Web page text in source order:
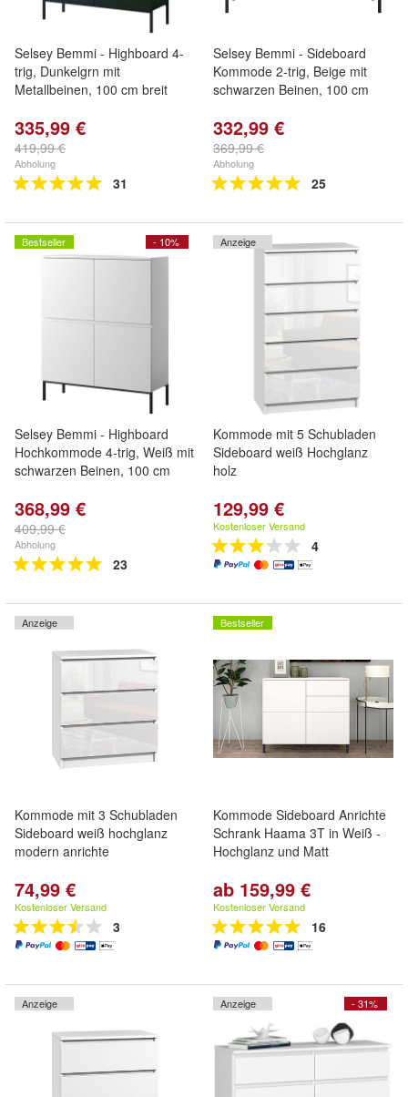
Selsey Bemmi - Highboard 4-
trig, Dunkelgrn mit
Metallbeinen, 100 cm breit
335,99 €
419,99 €
Abholung
31
Selsey Bemmi - Sideboard
Kommode 2-trig, Beige mit
schwarzen Beinen, 100 cm
332,99 €
369,99 €
Abholung
25
- 10%
Bestseller
Selsey Bemmi - Highboard
Hochkommode 4-trig, Weiß mit
schwarzen Beinen, 100 cm
368,99 €
409,99 €
Abholung
23
Anzeige
Kommode mit 5 Schubladen
Sideboard weiß Hochglanz
holz
129,99 €
Kostenloser Versand
4
Anzeige
Kommode mit 3 Schubladen
Sideboard weiß hochglanz
modern anrichte
74,99 €
Kostenloser Versand
3
Bestseller
Kommode Sideboard Anrichte
Schrank Haama 3T in Weiß -
Hochglanz und Matt
ab 159,99 €
Kostenloser Versand
16
Anzeige - 31%
Anzeige